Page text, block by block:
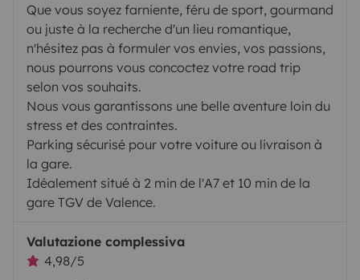
Que vous soyez farniente, féru de sport, gourmand
ou juste à la recherche d'un lieu romantique,
n'hésitez pas à formuler vos envies, vos passions,
nous pourrons vous concoctez votre road trip
selon vos souhaits.
Nous vous garantissons une belle aventure loin du
stress et des contraintes.
Parking sécurisé pour votre voiture ou livraison à
la gare.
Idéalement situé à 2 min de l'A7 et 10 min de la
gare TGV de Valence.
Valutazione complessiva
4,98/5